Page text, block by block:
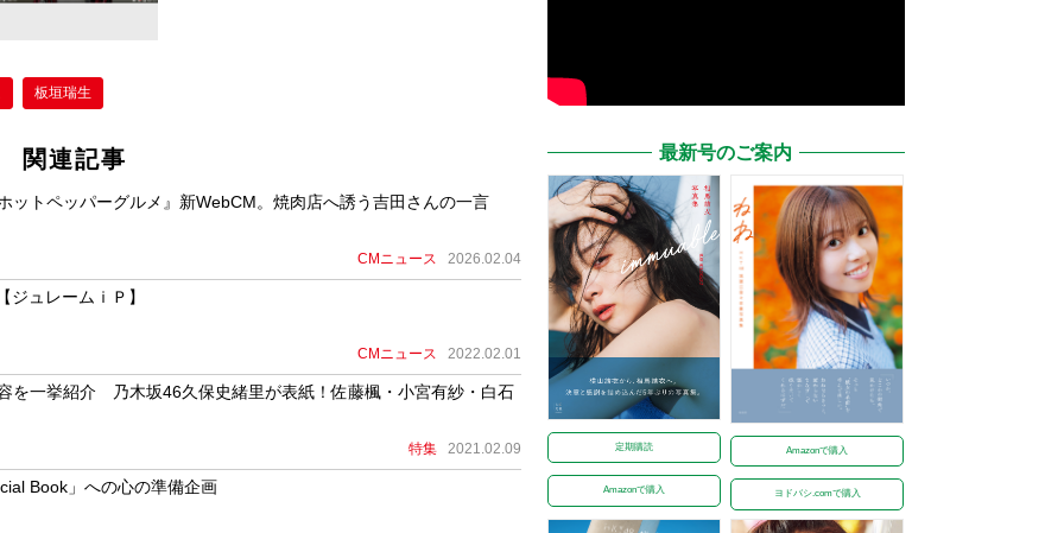
板垣瑞生
関連記事
ットペッパーグルメ』新WebCM。焼肉店へ誘う吉田さんの一言
CMニュース 2026.02.04
ジュレームｉＰ】
CMニュース 2022.02.01
を一挙紹介 乃木坂46久保史緒里が表紙！佐藤楓・小宮有紗・白石
特集 2021.02.09
Book」への心の準備企画
最新号のご案内
定期購読
Amazonで購入
Amazonで購入
ヨドバシ.comで購入